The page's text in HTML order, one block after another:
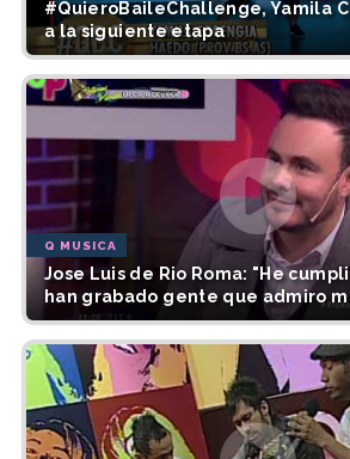
#QuieroBaileChallenge, Yamila
a la siguiente etapa
Q MUSICA
Jose Luis de Rio Roma: "He
han grabado gente que admiro